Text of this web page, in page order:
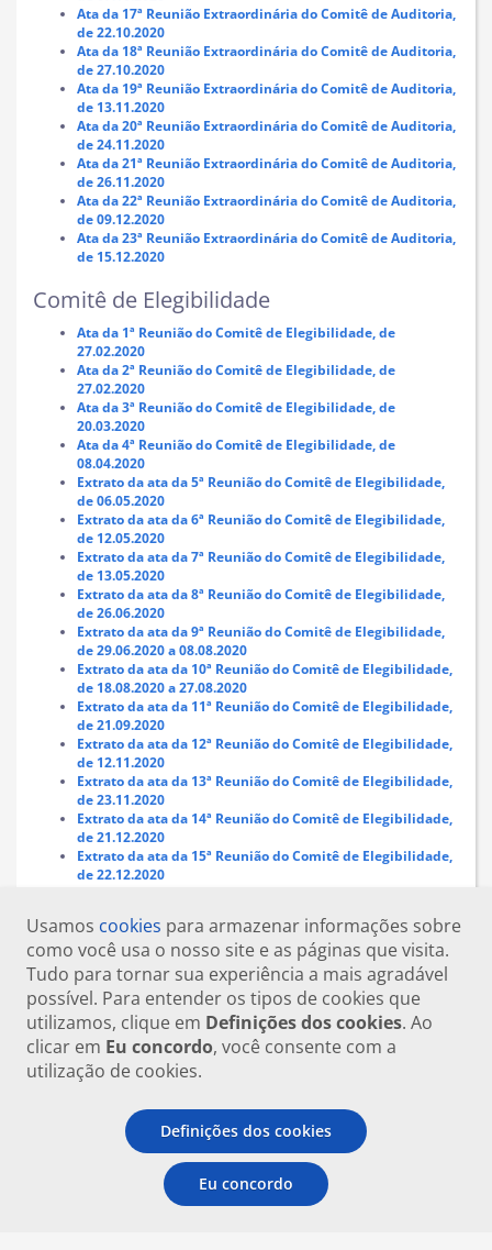
Ata da 17ª Reunião Extraordinária do Comitê de Auditoria,
de 22.10.2020
Ata da 18ª Reunião Extraordinária do Comitê de Auditoria,
de 27.10.2020
Ata da 19ª Reunião Extraordinária do Comitê de Auditoria,
de 13.11.2020
Ata da 20ª Reunião Extraordinária do Comitê de Auditoria,
de 24.11.2020
Ata da 21ª Reunião Extraordinária do Comitê de Auditoria,
de 26.11.2020
Ata da 22ª Reunião Extraordinária do Comitê de Auditoria,
de 09.12.2020
Ata da 23ª Reunião Extraordinária do Comitê de Auditoria,
de 15.12.2020
Comitê de Elegibilidade
Ata da 1ª Reunião do Comitê de Elegibilidade, de
27.02.2020
Ata da 2ª Reunião do Comitê de Elegibilidade, de
27.02.2020
Ata da 3ª Reunião do Comitê de Elegibilidade, de
20.03.2020
Ata da 4ª Reunião do Comitê de Elegibilidade, de
08.04.2020
Extrato da ata da 5ª Reunião do Comitê de Elegibilidade,
de 06.05.2020
Extrato da ata da 6ª Reunião do Comitê de Elegibilidade,
de 12.05.2020
Extrato da ata da 7ª Reunião do Comitê de Elegibilidade,
de 13.05.2020
Extrato da ata da 8ª Reunião do Comitê de Elegibilidade,
de 26.06.2020
Extrato da ata da 9ª Reunião do Comitê de Elegibilidade,
de29.06.2020 a 08.08.2020
Extrato da ata da 10ª Reunião do Comitê de Elegibilidade,
de 18.08.2020 a 27.08.2020
Extrato da ata da 11ª Reunião do Comitê de Elegibilidade,
de 21.09.2020
Extrato da ata da 12ª Reunião do Comitê de Elegibilidade,
de 12.11.2020
Extrato da ata da 13ª Reunião do Comitê de Elegibilidade,
de 23.11.2020
Extrato da ata da 14ª Reunião do Comitê de Elegibilidade,
de 21.12.2020
Extrato da ata da 15ª Reunião do Comitê de Elegibilidade,
de 22.12.2020
Usamos cookies para armazenar informações sobre
como você usa o nosso site e as páginas que visita.
Tudo para tornar sua experiência a mais agradável
possível. Para entender os tipos de cookies que
utilizamos, clique em Definições dos cookies. Ao
clicar em Eu concordo, você consente com a
utilização de cookies.
Definições dos cookies
Eu concordo